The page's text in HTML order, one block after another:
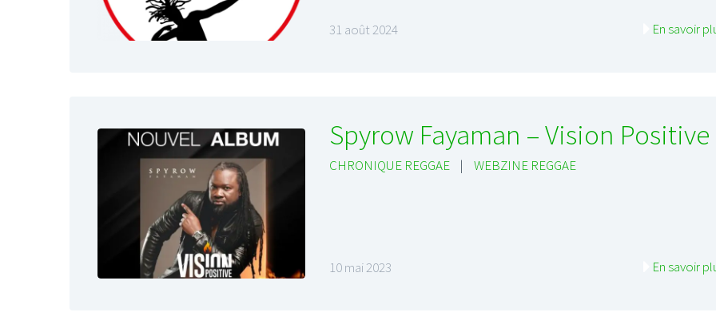
31 août 2024 En savoir
Spyrow Fayaman – Vision Positive
CHRONIQUE REGGAE | WEBZINE REGGAE
10 mai 2023 En savoir